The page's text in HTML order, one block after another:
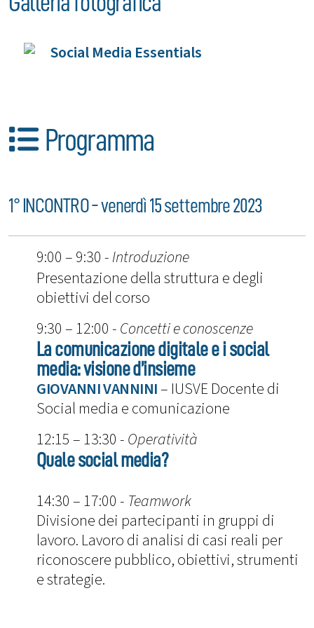
Programma
1° INCONTRO - venerdì 15 settembre 2023
9:00 – 9:30 -Introduzione
Presentazione della struttura e degli
obiettivi del corso
9:30 – 12:00 -Concetti e conoscenze
La comunicazione digitale e i social
media: visione d’insieme
GIOVANNI VANNINI– IUSVE Docente di
Social media e comunicazione
12:15 – 13:30 -Operatività
Quale social media?
14:30 – 17:00 - Teamwork
Divisione dei partecipanti in gruppi di
lavoro. Lavoro di analisi di casi reali per
riconoscere pubblico, obiettivi, strumenti
e strategie.